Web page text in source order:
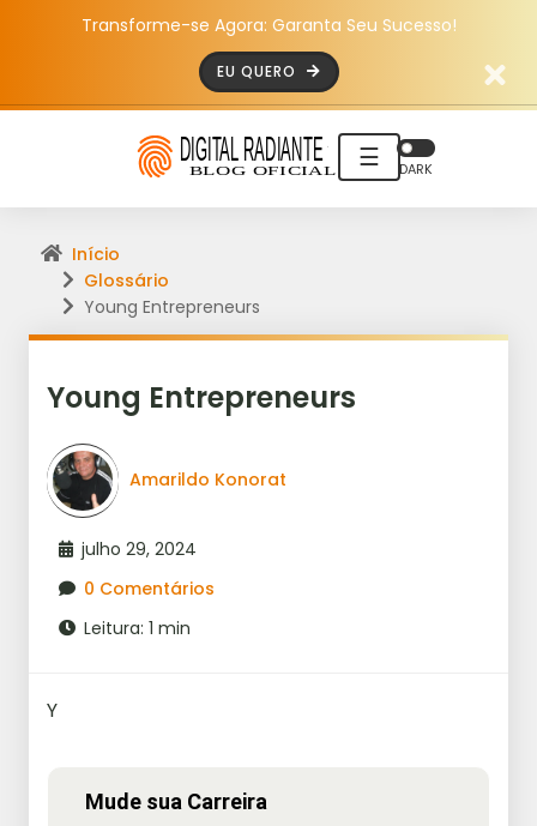
Transforme-se Agora: Garanta Seu Sucesso!
EU QUERO
☰ DARK
Início
Glossário
Young Entrepreneurs
Young Entrepreneurs
Amarildo Konorat
julho 29, 2024
0 Comentários
Leitura: 1 min
Y
Mude sua Carreira